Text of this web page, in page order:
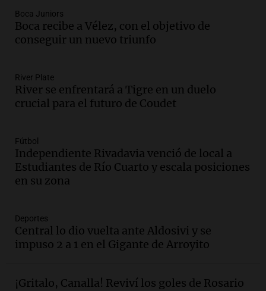
Una mañana para todos
Episodios
Audio. Altas Cumbres: rescataron a una
un precipicio
Una mañana para todos
Episodios
con Jujuy
Panorama Federal
Episodios
proteínas
Una mañana para todos
Episodios
la cooperativa Talamochita en Villa
Boca Juniors
Boca recibe a Vélez, con el objetivo de
conseguir un nuevo triunfo
River Plate
River se enfrentará a Tigre en un duelo
crucial para el futuro de Coudet
Fútbol
Independiente Rivadavia venció de local a
Estudiantes de Río Cuarto y escala posiciones
en su zona
Deportes
Central lo dio vuelta ante Aldosivi y se
impuso 2 a 1 en el Gigante de Arroyito
¡Gritalo, Canalla! Reviví los goles de Rosario